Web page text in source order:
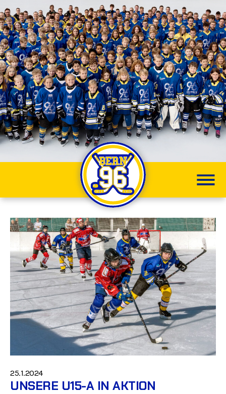
25.1.2024
UNSERE U15-A IN AKTION